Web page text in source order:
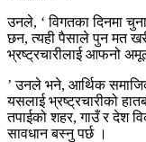
उनले, ‘ विगतका दिनमा
छन, त्यही पैसाले पुन मत
भ्रष्ट्रचारीलाई आफनो
’ उनले भने, आर्थिक
यसलाई भ्रष्ट्रचारीको
तपाईको शहर, गाउँ र देश
सावधान बस्नु पर्छ ।